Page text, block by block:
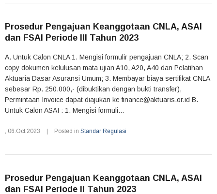
Prosedur Pengajuan Keanggotaan CNLA, ASAI
dan FSAI Periode III Tahun 2023
A. Untuk Calon CNLA 1. Mengisi formulir pengajuan CNLA; 2. Scan
copy dokumen kelulusan mata ujian A10, A20, A40 dan Pelatihan
Aktuaria Dasar Asuransi Umum; 3. Membayar biaya sertifikat CNLA
sebesar Rp. 250.000,- (dibuktikan dengan bukti transfer),
Permintaan Invoice dapat diajukan ke finance@aktuaris.or.id B.
Untuk Calon ASAI : 1. Mengisi formuli...
, 06.Oct.2023 Posted in Standar Regulasi
Prosedur Pengajuan Keanggotaan CNLA, ASAI
dan FSAI Periode II Tahun 2023